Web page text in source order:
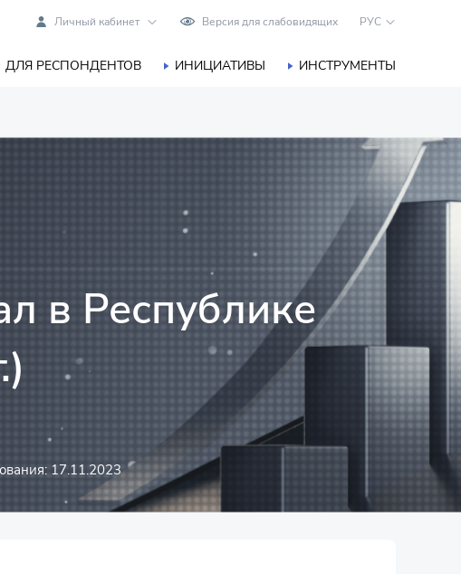
Личный кабинет Версия для слабовидящих РУС
ДЛЯ РЕСПОНДЕНТОВ ИНИЦИАТИВЫ ИНСТРУМЕНТЫ
в Республике
17.11.2023